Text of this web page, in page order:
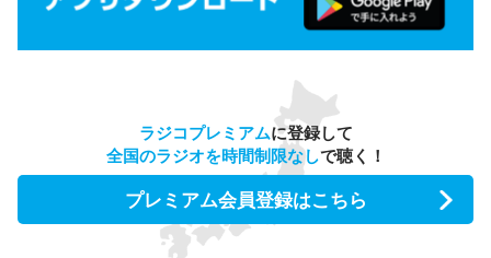
ラジコプレミアムに登録して
全国のラジオを時間制限なしで聴く！
プレミアム会員登録はこちら